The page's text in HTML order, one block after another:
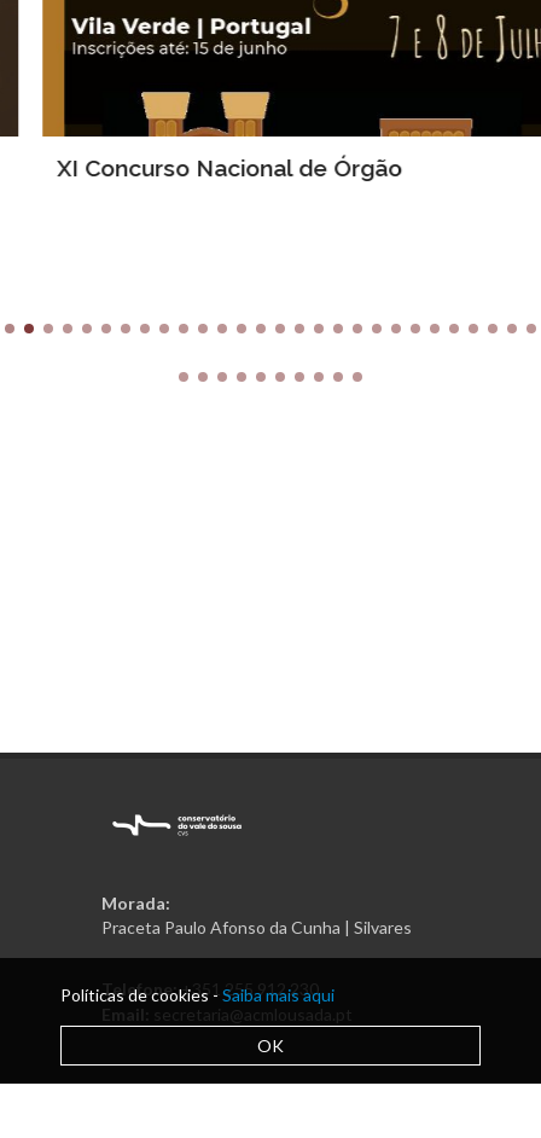
XI Concurso Nacional de Órgão
Morada:
Praceta Paulo Afonso da Cunha | Silvares
Telefone:+351 255 912 230
Email:
secretaria@acmlousada.pt
Políticas de cookies - Saiba mais aqui
OK